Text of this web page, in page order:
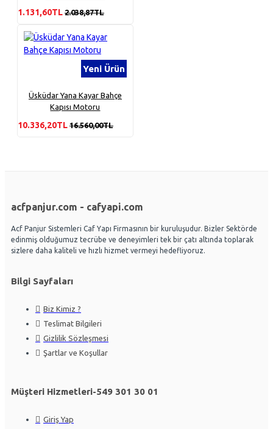
1.131,60TL 2.038,87TL
Yeni Ürün
Üsküdar Yana Kayar Bahçe
Kapısı Motoru
10.336,20TL 16.560,00TL
acfpanjur.com - cafyapi.com
Acf Panjur Sistemleri Caf Yapı Firmasının bir kuruluşudur. Bizler Sektörde
edinmiş olduğumuz tecrübe ve deneyimleri tek bir çatı altında toplarak
sizlere daha kaliteli ve hızlı hizmet vermeyi hedefliyoruz.
Bilgi Sayfaları
Biz Kimiz ?
Teslimat Bilgileri
Gizlilik Sözleşmesi
Şartlar ve Koşullar
Müşteri Hizmetleri-549 301 30 01
Giriş Yap